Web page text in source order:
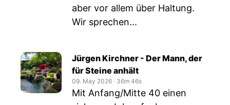
aber vor allem über Haltung.
Wir sprechen...
Jürgen Kirchner - Der Mann, der
für Steine anhält
09. May 2026 ‧ 36m 46s
Mit Anfang/Mitte 40 einen